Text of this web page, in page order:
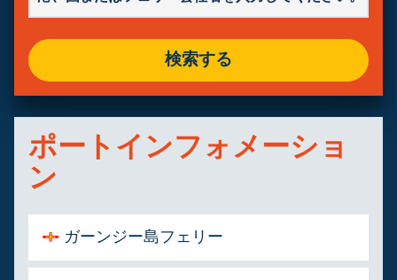
予約の管理
検索する
ポートインフォメーショ
ン
ガーンジー島フェリー